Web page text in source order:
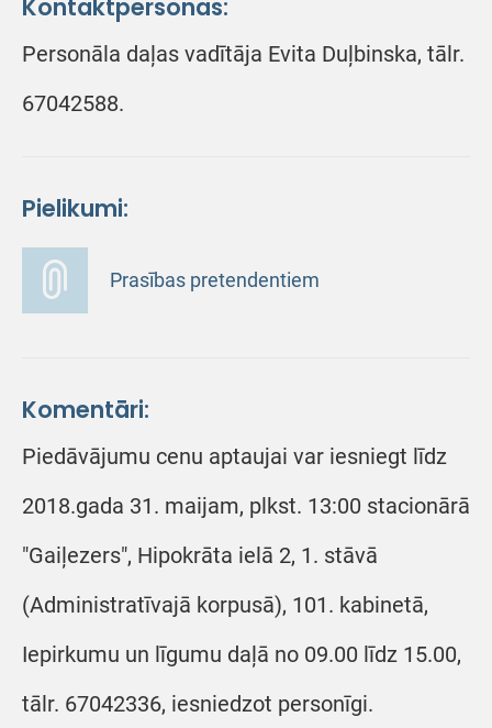
Kontaktpersonas:
Personāla daļas vadītāja Evita Duļbinska, tālr.
67042588.
Pielikumi:
Prasības pretendentiem
Komentāri:
Piedāvājumu cenu aptaujai var iesniegt līdz
2018.gada 31. maijam, plkst. 13:00 stacionārā
"Gaiļezers", Hipokrāta ielā 2, 1. stāvā
(Administratīvajā korpusā), 101. kabinetā,
Iepirkumu un līgumu daļā no 09.00 līdz 15.00,
tālr. 67042336, iesniedzot personīgi.